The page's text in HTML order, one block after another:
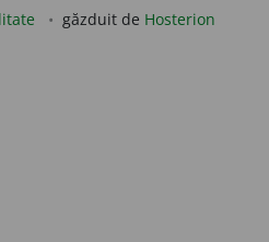
găzduit de Hosterion